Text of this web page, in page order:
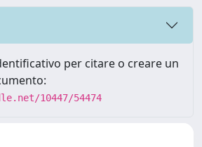
per citare o creare un
10447/54474